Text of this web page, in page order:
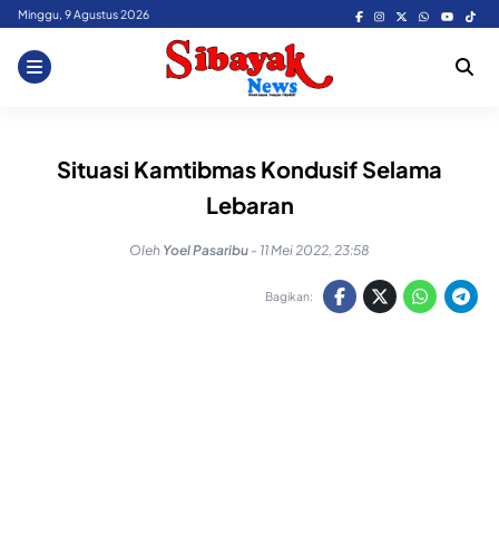
Skip
content
Minggu, 9 Agustus 2026
Situasi Kamtibmas Kondusif Selama
Lebaran
Oleh Yoel Pasaribu - 11 Mei 2022, 23:58
Bagikan: